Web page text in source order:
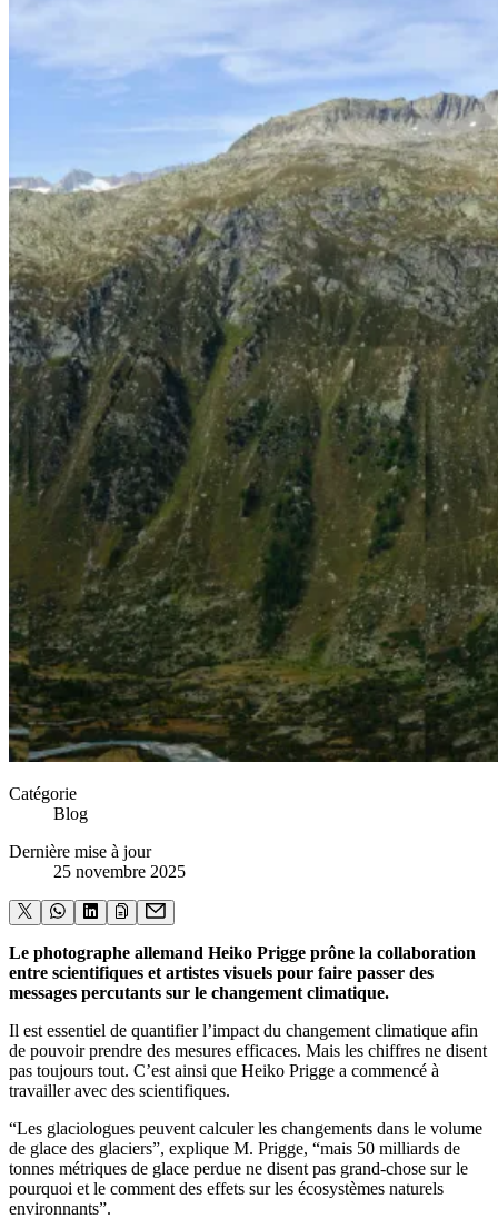
Catégorie
Blog
Dernière mise à jour
25 novembre 2025
Le photographe allemand Heiko Prigge prône la collaboration
entre scientifiques et artistes visuels pour faire passer des
messages percutants sur le changement climatique.
Il est essentiel de quantifier l’impact du changement climatique afin
de pouvoir prendre des mesures efficaces. Mais les chiffres ne disent
pas toujours tout. C’est ainsi que Heiko Prigge a commencé à
travailler avec des scientifiques.
“Les glaciologues peuvent calculer les changements dans le volume
de glace des glaciers”, explique M. Prigge, “mais 50 milliards de
tonnes métriques de glace perdue ne disent pas grand-chose sur le
pourquoi et le comment des effets sur les écosystèmes naturels
environnants”.